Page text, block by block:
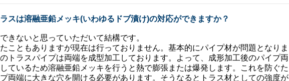
スは溶融亜鉛メッキ(いわゆるドブ漬け)の対応ができますか？
きないと思っていただいて結構です。
こともありますが現在は行っておりません。基本的にパイプ材が問題となりま
トラスパイプは両端を成型加工しております。よって、成形加工後のパイプ両
ているため溶融亜鉛メッキを行うと熱で膨張または爆発します。これを防ぐた
両端に大きな穴を開ける必要があります。そうなるとトラス材としての強度が